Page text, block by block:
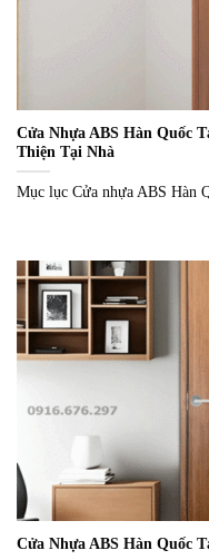
Cửa Nhựa ABS Hàn Quốc
Thiện Tại Nhà
Mục lục Cửa nhựa ABS Hàn
Cửa Nhựa ABS Hàn Quốc